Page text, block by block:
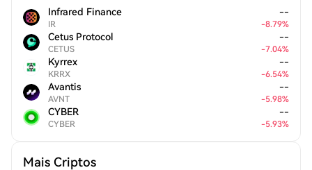
Infrared Finance
IR
--
-8.79%
Cetus Protocol
CETUS
--
-7.04%
Kyrrex
KRRX
--
-6.54%
Avantis
AVNT
--
-5.98%
CYBER
CYBER
--
-5.93%
Mais Criptos